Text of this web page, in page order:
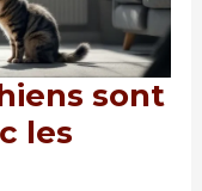
sont
les